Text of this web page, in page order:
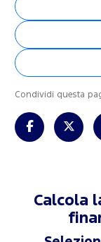
Condividi questa
Calcola